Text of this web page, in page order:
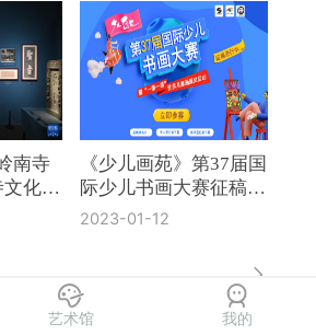
南寺
文化
《少儿画苑》第37届国
际少儿书画大赛征稿通
知
2023-01-12
《奔流·小作家》第8届全国中
艺术馆 我的